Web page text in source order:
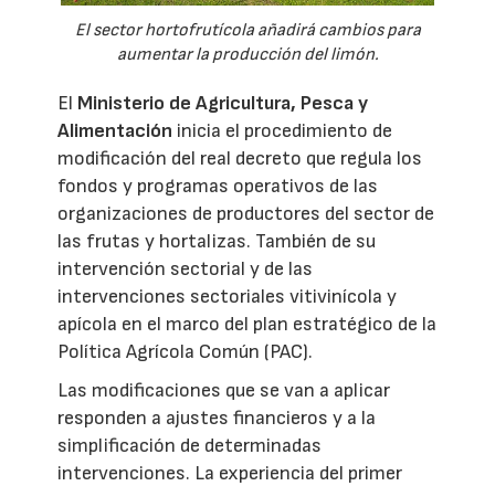
El sector hortofrutícola añadirá cambios para
aumentar la producción del limón.
El Ministerio de Agricultura, Pesca y
Alimentación inicia el procedimiento de
modificación del real decreto que regula los
fondos y programas operativos de las
organizaciones de productores del sector de
las frutas y hortalizas. También de su
intervención sectorial y de las
intervenciones sectoriales vitivinícola y
apícola en el marco del plan estratégico de la
Política Agrícola Común (PAC).
Las modificaciones que se van a aplicar
responden a ajustes financieros y a la
simplificación de determinadas
intervenciones. La experiencia del primer